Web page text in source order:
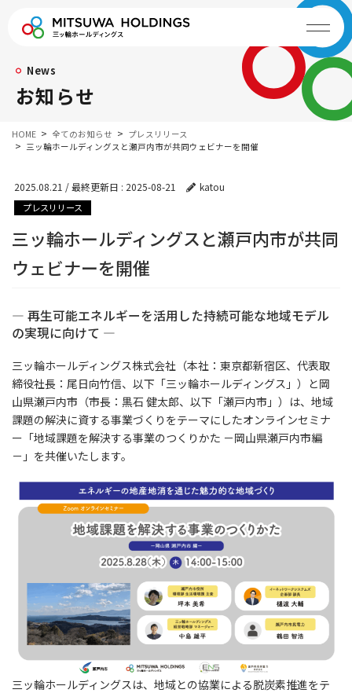
News
お知らせ
HOME 全てのお知らせ
プレスリリース
三ッ輪ホールディングスと瀬戸内市が共同ウェビナーを開催
2025.08.21 / 最終更新日 : 2025-08-21 katou
プレスリリース
三ッ輪ホールディングスと瀬戸内市が共同
ウェビナーを開催
― 再生可能エネルギーを活用した持続可能な地域モデル
の実現に向けて ―
三ッ輪ホールディングス株式会社（本社：東京都新宿区、代表取
締役社長：尾日向竹信、以下「三ッ輪ホールディングス」）と岡
山県瀬戸内市（市長：黒石 健太郎、以下「瀬戸内市」）は、地域
課題の解決に資する事業づくりをテーマにしたオンラインセミナ
ー「地域課題を解決する事業のつくりかた －岡山県瀬戸内市編
－」を共催いたします。
三ッ輪ホールディングスは、地域との協業による脱炭素推進をテ